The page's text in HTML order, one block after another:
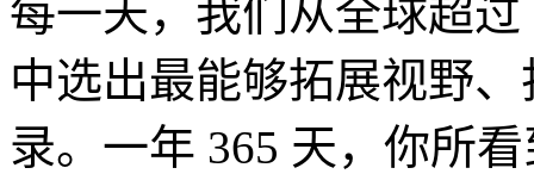
每一天，我们从全球超过
中选出最能够拓展视野
录。一年 365 天，你所